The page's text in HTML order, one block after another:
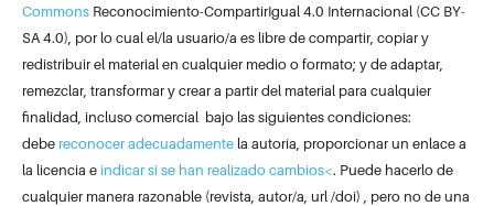
Commons Reconocimiento-CompartirIgual 4.0 Internacional (CC BY-
SA 4.0), por lo cual el/la usuario/a es libre de compartir, copiar y
redistribuir el material en cualquier medio o formato; y de adaptar,
remezclar, transformar y crear a partir del material para cualquier
finalidad, incluso comercial bajo las siguientes condiciones:
debe reconocer adecuadamentela autoría, proporcionar un enlace a
la licencia e indicar si se han realizado cambios<. Puede hacerlo de
cualquier manera razonable (revista, autor/a, url /doi) , pero no de una